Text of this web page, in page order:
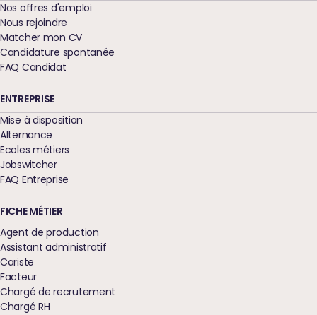
Nos offres d'emploi
Nous rejoindre
Matcher mon CV
Candidature spontanée
FAQ Candidat
ENTREPRISE
Mise à disposition
Alternance
Ecoles métiers
Jobswitcher
FAQ Entreprise
FICHE MÉTIER
Agent de production
Assistant administratif
Cariste
Facteur
Chargé de recrutement
Chargé RH